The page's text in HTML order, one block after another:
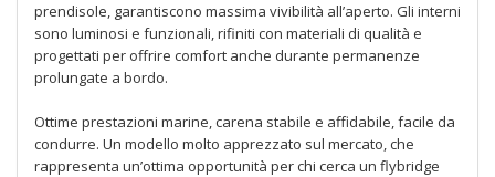
prendisole, garantiscono massima vivibilità all’aperto. Gli interni
sono luminosi e funzionali, rifiniti con materiali di qualità e
progettati per offrire comfort anche durante permanenze
prolungate a bordo.
Ottime prestazioni marine, carena stabile e affidabile, facile da
condurre. Un modello molto apprezzato sul mercato, che
rappresenta un’ottima opportunità per chi cerca un flybridge